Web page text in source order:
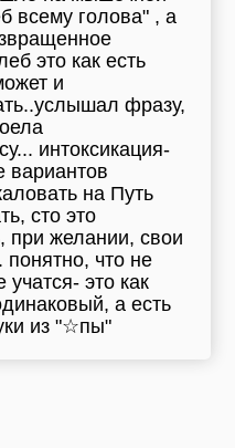
всему голова" , а
это как есть
и
фразу,
интоксикация-
вариантов
на Путь
сто это
при желании, свои
понятно, что не
это как
а есть
из "☆пы"